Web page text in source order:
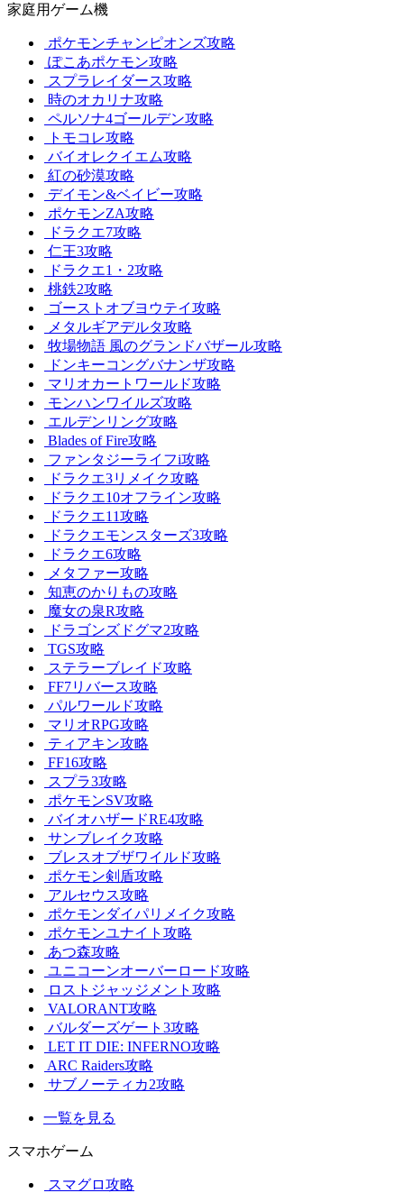
家庭用ゲーム機
ポケモンチャンピオンズ攻略
ぽこあポケモン攻略
スプラレイダース攻略
時のオカリナ攻略
ペルソナ4ゴールデン攻略
トモコレ攻略
バイオレクイエム攻略
紅の砂漠攻略
デイモン&ベイビー攻略
ポケモンZA攻略
ドラクエ7攻略
仁王3攻略
ドラクエ1・2攻略
桃鉄2攻略
ゴーストオブヨウテイ攻略
メタルギアデルタ攻略
牧場物語 風のグランドバザール攻略
ドンキーコングバナンザ攻略
マリオカートワールド攻略
モンハンワイルズ攻略
エルデンリング攻略
Blades of Fire攻略
ファンタジーライフi攻略
ドラクエ3リメイク攻略
ドラクエ10オフライン攻略
ドラクエ11攻略
ドラクエモンスターズ3攻略
ドラクエ6攻略
メタファー攻略
知恵のかりもの攻略
魔女の泉R攻略
ドラゴンズドグマ2攻略
TGS攻略
ステラーブレイド攻略
FF7リバース攻略
パルワールド攻略
マリオRPG攻略
ティアキン攻略
FF16攻略
スプラ3攻略
ポケモンSV攻略
バイオハザードRE4攻略
サンブレイク攻略
ブレスオブザワイルド攻略
ポケモン剣盾攻略
アルセウス攻略
ポケモンダイパリメイク攻略
ポケモンユナイト攻略
あつ森攻略
ユニコーンオーバーロード攻略
ロストジャッジメント攻略
VALORANT攻略
バルダーズゲート3攻略
LET IT DIE: INFERNO攻略
ARC Raiders攻略
サブノーティカ2攻略
一覧を見る
スマホゲーム
スマグロ攻略